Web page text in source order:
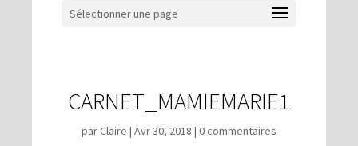
Sélectionner une page
CARNET_MAMIEMARIE1
parClaire | Avr 30, 2018 | 0 commentaires